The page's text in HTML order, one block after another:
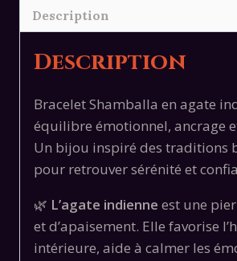
Description
Description
Bracelet Shamballa en agate
équilibre émotionnel, ancrage
Un bijou inspiré des traditions
pour retrouver sérénité et
🌿 L’agate indienne est une
et d’apaisement. Elle favorise
intérieure, aide à calmer les